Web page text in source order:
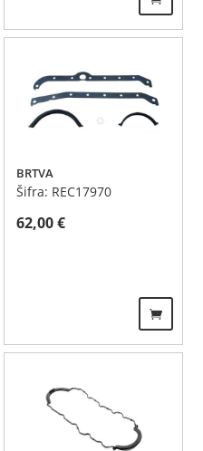
BRTVA
Šifra: REC17970
62,00€